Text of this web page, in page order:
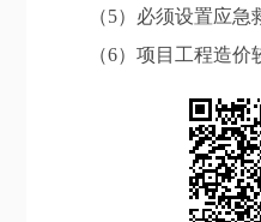
（5）必须设置应急
（6）项目工程造价